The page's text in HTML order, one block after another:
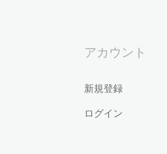
アカウント
新規登録
ログイン